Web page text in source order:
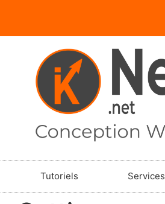
Tutoriels Services